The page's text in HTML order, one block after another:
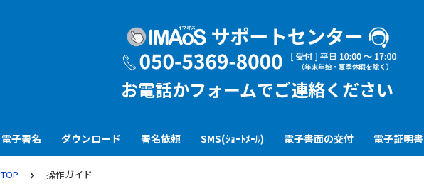
お電話かフォームでご連絡ください
電子署名 ダウンロード 署名依頼 SMS(ｼｮｰﾄﾒｰﾙ) 電子書面の交付 電子証明書
TOP 操作ガイド